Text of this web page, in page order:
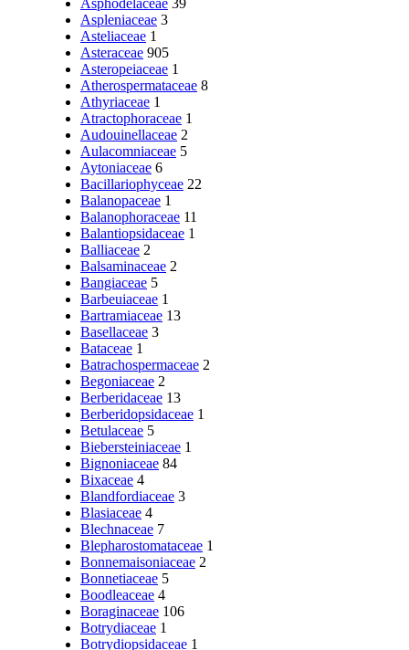
Aspleniaceae 3
Asteliaceae 1
Asteraceae 905
Asteropeiaceae 1
Atherospermataceae 8
Athyriaceae 1
Atractophoraceae 1
Audouinellaceae 2
Aulacomniaceae 5
Aytoniaceae 6
Bacillariophyceae 22
Balanopaceae 1
Balanophoraceae 11
Balantiopsidaceae 1
Balliaceae 2
Balsaminaceae 2
Bangiaceae 5
Barbeuiaceae 1
Bartramiaceae 13
Basellaceae 3
Bataceae 1
Batrachospermaceae 2
Begoniaceae 2
Berberidaceae 13
Berberidopsidaceae 1
Betulaceae 5
Biebersteiniaceae 1
Bignoniaceae 84
Bixaceae 4
Blandfordiaceae 3
Blasiaceae 4
Blechnaceae 7
Blepharostomataceae 1
Bonnemaisoniaceae 2
Bonnetiaceae 5
Boodleaceae 4
Boraginaceae 106
Botrydiaceae 1
Botrydiopsidaceae 1